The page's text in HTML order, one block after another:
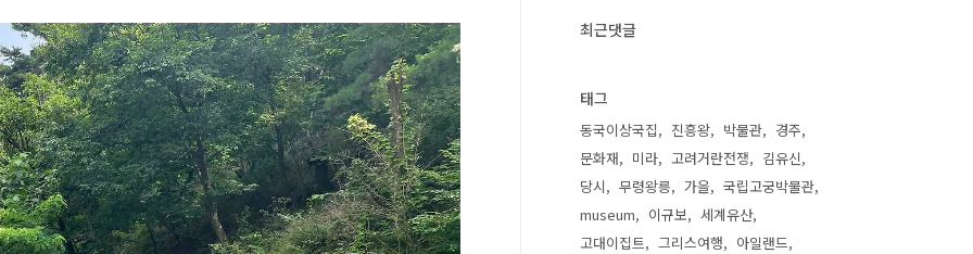
최근댓글
태그
동국이상국집 진흥왕 박물관
경주
문화재
미라 고려거란전쟁
김유신
당시
무령왕릉 가을
국립고궁박물관
museum
이규보
세계유산
고대이집트
그리스여행
아일랜드